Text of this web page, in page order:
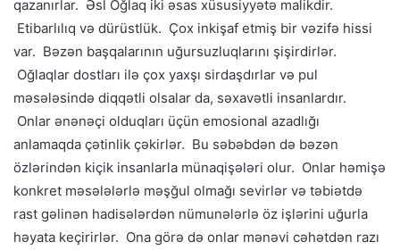
qazanırlar. Əsl Oğlaq iki əsas xüsusiyyətə malikdir.
Etibarlılıq və dürüstlük. Çox inkişaf etmiş bir vəzifə hissi
var. Bəzən başqalarının uğursuzluqlarını şişirdirlər.
Oğlaqlar dostları ilə çox yaxşı sirdaşdırlar və pul
məsələsində diqqətli olsalar da, səxavətli insanlardır.
Onlar ənənəçi olduqları üçün emosional azadlığı
anlamaqda çətinlik çəkirlər. Bu səbəbdən də bəzən
özlərindən kiçik insanlarla münaqişələri olur. Onlar həmişə
konkret məsələlərlə məşğul olmağı sevirlər və təbiətdə
rast gəlinən hadisələrdən nümunələrlə öz işlərini uğurla
həyata keçirirlər. Ona görə də onlar mənəvi cəhətdən razı